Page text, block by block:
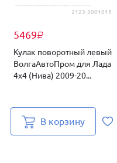
2123-3001015
5469₽
Кулак поворотный левый
ВолгаАвтоПром для Лада
4х4 (Нива) 2009-20...
В корзину